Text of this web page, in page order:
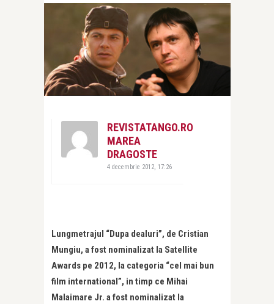
REVISTATANGO.RO
MAREA
DRAGOSTE
4 decembrie 2012, 17:26
Lungmetrajul “Dupa dealuri”, de Cristian
Mungiu, a fost nominalizat la Satellite
Awards pe 2012, la categoria “cel mai bun
film international”, in timp ce Mihai
Malaimare Jr. a fost nominalizat la